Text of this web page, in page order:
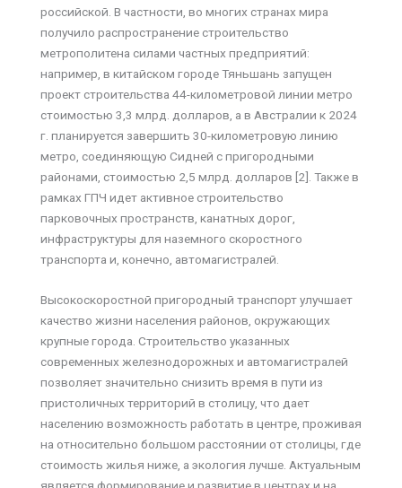
российской. В частности, во многих странах мира
получило распространение строительство
метрополитена силами частных предприятий:
например, в китайском городе Тяньшань запущен
проект строительства 44-километровой линии метро
стоимостью 3,3 млрд. долларов, а в Австралии к 2024
г. планируется завершить 30-километровую линию
метро, соединяющую Сидней с пригородными
районами, стоимостью 2,5 млрд. долларов [2]. Также в
рамках ГПЧ идет активное строительство
парковочных пространств, канатных дорог,
инфраструктуры для наземного скоростного
транспорта и, конечно, автомагистралей.
Высокоскоростной пригородный транспорт улучшает
качество жизни населения районов, окружающих
крупные города. Строительство указанных
современных железнодорожных и автомагистралей
позволяет значительно снизить время в пути из
пристоличных территорий в столицу, что дает
населению возможность работать в центре, проживая
на относительно большом расстоянии от столицы, где
стоимость жилья ниже, а экология лучше. Актуальным